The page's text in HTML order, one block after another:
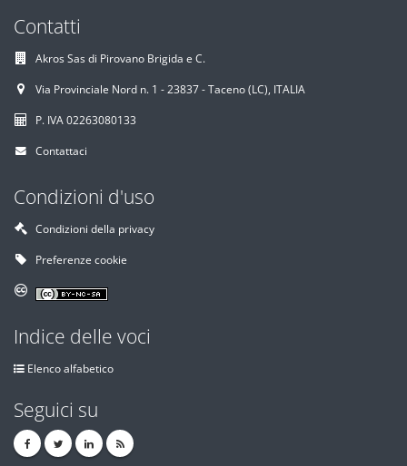
Contatti
Akros Sas di Pirovano Brigida e C.
Via Provinciale Nord n. 1 - 23837 - Taceno (LC), ITALIA
P. IVA 02263080133
Contattaci
Condizioni d'uso
Condizioni della privacy
Preferenze cookie
Indice delle voci
Elenco alfabetico
Seguici su